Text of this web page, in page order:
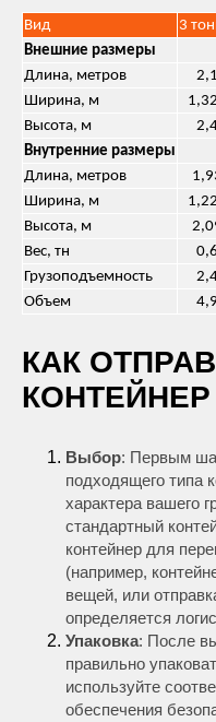
Вид 3
Внешние размеры
Длина, метров
2,1
Ширина, м
Высота, м
Внутренние размеры
Длина, метров
Ширина, м
Высота, м
Вес, тн
0,6
Грузоподъемность
Объем
4,9
КАК
КОНТЕЙНЕР
Выбор: Первым
подходящего типа
характера вашего
стандартный
контейнер для
(например,
вещей, или
определяется
Упаковка: После
правильно
используйте
обеспечения